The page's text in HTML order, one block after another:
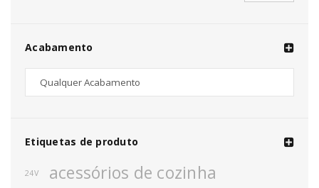
Acabamento
Etiquetas de produto
24V acessórios de cozinha